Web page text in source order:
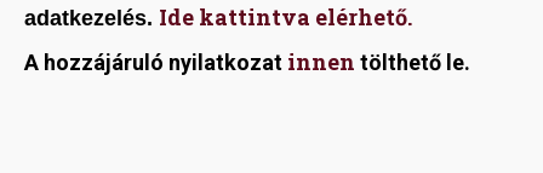
adatkezelés. Ide kattintva elérhető.
A hozzájáruló nyilatkozat innen tölthető le.